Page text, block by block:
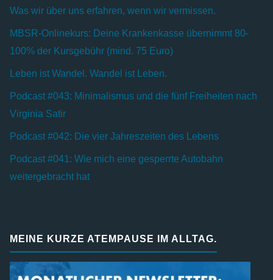
Was wir über uns erfahren, wenn wir vermissen.
MBSR-Onlinekurs: Deine Krankenkasse übernimmt 80-
100% der Kursgebühr (mind. 75 Euro)
Leben ist Wandel. Wandel ist Leben.
Podcast #043: Minimalismus und die fünf Freiheiten nach
Virginia Satir
Podcast #042: Die vier Jahreszeiten des Lebens
Podcast #041: Wie mich eine gesperrte Autobahn
weitergebracht hat
MEINE KURZE ATEMPAUSE IM ALLTAG.